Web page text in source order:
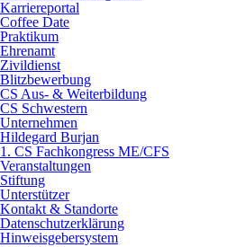
Karriereportal
Coffee Date
Praktikum
Ehrenamt
Zivildienst
Blitzbewerbung
CS Aus- & Weiterbildung
CS Schwestern
Unternehmen
Hildegard Burjan
1. CS Fachkongress ME/CFS
Veranstaltungen
Stiftung
Unterstützer
Kontakt & Standorte
Datenschutzerklärung
Hinweisgebersystem